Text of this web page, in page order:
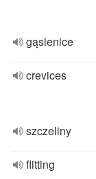
gąsienice
crevices
szczeliny
flitting